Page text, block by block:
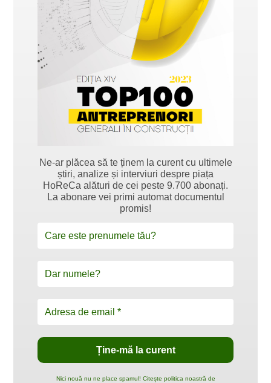
Ne-ar plăcea să te ținem la curent cu ultimele
știri, analize și interviuri despre piața
HoReCa alături de cei peste 9.700 abonați.
La abonare vei primi automat documentul
promis!
Nici nouă nu ne place spamul! Citește politica noastră de